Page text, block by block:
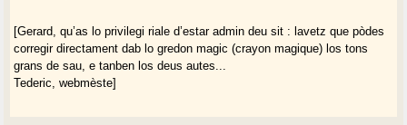
[Gerard, qu’as lo privilegi riale d’estar admin deu sit : lavetz que pòdes
corregir directament dab lo gredon magic (crayon magique) los tons
grans de sau, e tanben los deus autes...
Tederic, webmèste]